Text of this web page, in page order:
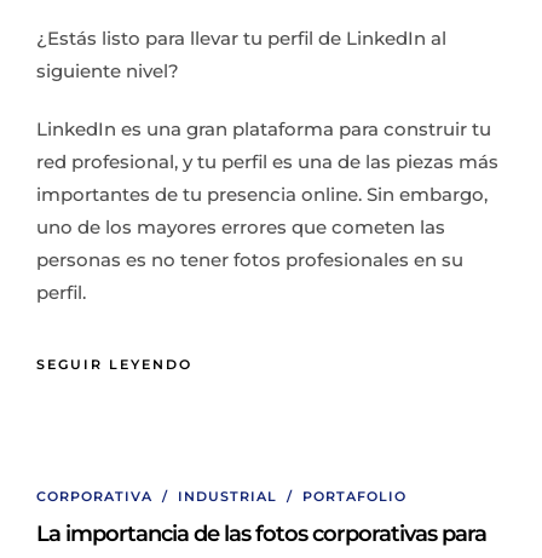
¿Estás listo para llevar tu perfil de LinkedIn al
siguiente nivel?
LinkedIn es una gran plataforma para construir tu
red profesional, y tu perfil es una de las piezas más
importantes de tu presencia online. Sin embargo,
uno de los mayores errores que cometen las
personas es no tener fotos profesionales en su
perfil.
SEGUIR LEYENDO
CORPORATIVA / INDUSTRIAL / PORTAFOLIO
La importancia de las fotos corporativas para